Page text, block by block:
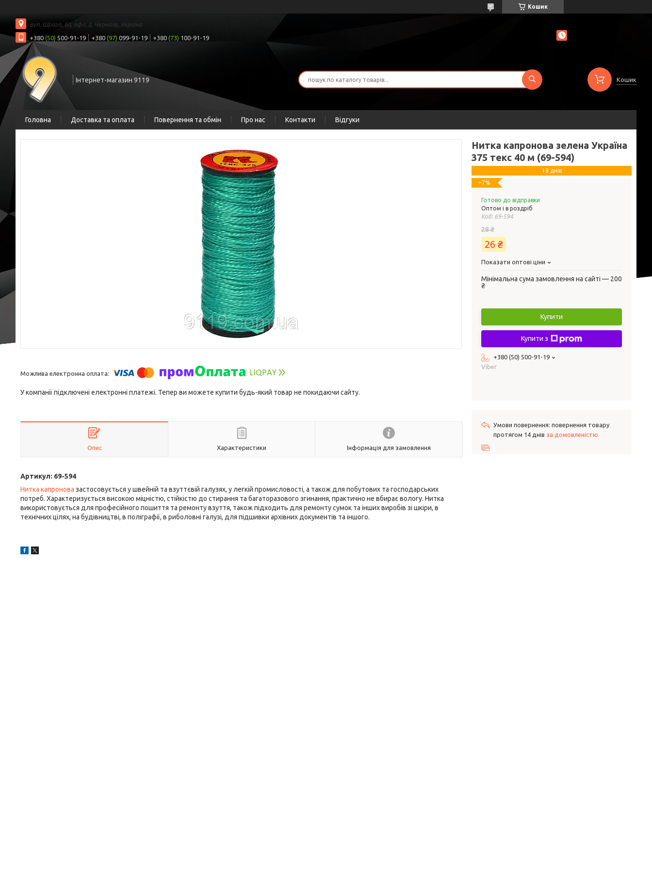
Кошик
вул. Шрага, 6а, офіс 2, Чернігів, Україна
+380 (50) 500-91-19 +380 (97) 099-91-19 +380 (73) 100-91-19
Інтернет-магазин 9119 Кошик
Головна Доставка та оплата Повернення та обмін Про нас Контакти Відгуки
У компанії підключені електронні платежі. Тепер ви можете купити будь-який товар не покидаючи сайту.
Опис Характеристики Інформація для замовлення
Артикул: 69-594
Нитка капронова застосовується у швейній та взуттєвій галузях, у легкій промисловості, а також для побутових та господарських
потреб. Характеризується високою міцністю, стійкістю до стирання та багаторазового згинання, практично не вбирає вологу. Нитка
використовується для професійного пошиття та ремонту взуття, також підходить для ремонту сумок та інших виробів зі шкіри, в
технічних цілях, на будівництві, в поліграфії, в риболовні галузі, для підшивки архівних документів та іншого.
Нитка капронова зелена Україна
375 текс 40 м (69-594)
18 днів
–7%
Готово до відправки
Оптом і в роздріб
Код: 69-594
28 ₴
26 ₴
Показати оптові ціни
Мінімальна сума замовлення на сайті — 200
₴
Купити
Купити з
+380 (50) 500-91-19
Viber
повернення товару
протягом 14 днів за домовленістю